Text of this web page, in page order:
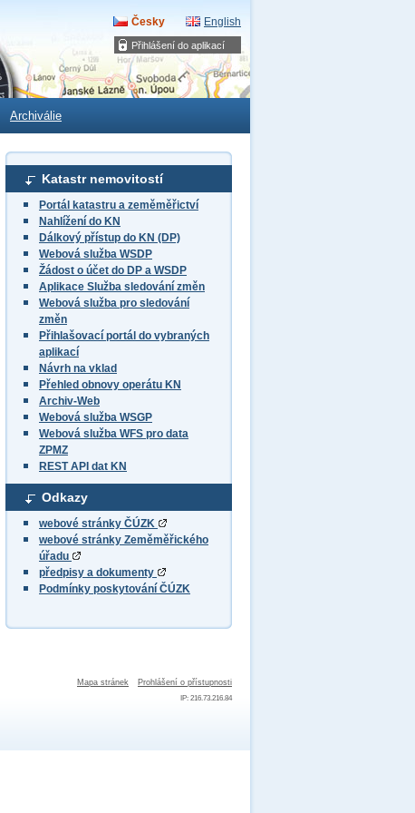
Přihlášení do aplikací
Česky English
Archiválie
Katastr nemovitostí
Portál katastru a zeměměřictví
Nahlížení do KN
Dálkový přístup do KN (DP)
Webová služba WSDP
Žádost o účet do DP a WSDP
Aplikace Služba sledování změn
Webová služba pro sledování
změn
Přihlašovací portál do vybraných
aplikací
Návrh na vklad
Přehled obnovy operátu KN
Archiv-Web
Webová služba WSGP
Webová služba WFS pro data
ZPMZ
REST API dat KN
Odkazy
webové stránky ČÚZK
webové stránky Zeměměřického
úřadu
předpisy a dokumenty
Podmínky poskytování ČÚZK
Mapa stránek Prohlášení o přístupnosti
IP: 216.73.216.84